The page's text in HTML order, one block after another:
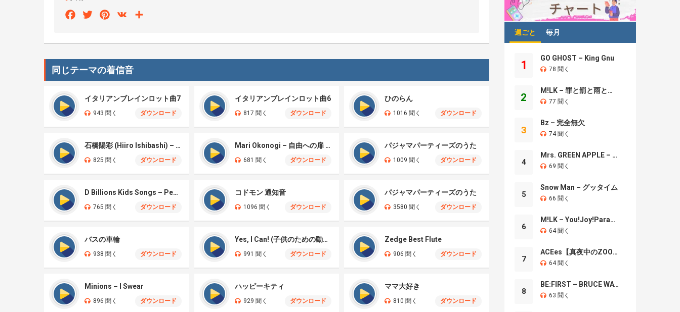
FacebookTwitterPinterest
VK
同じテーマの着信音
イタリアンブレインロット曲7
943 聞く ダウンロード
イタリアンブレインロット曲6
817 聞く ダウンロード
ひのらん
1016 聞く ダウンロード
石橋陽彩 (Hiiro Ishibashi) – 音楽はいつまでも (Proud Corazón)
825 聞く ダウンロード
Mari Okonogi – 自由への扉 (From 塔の上のラプンツェル)
681 聞く ダウンロード
パジャマパーティーズのうた
1009 聞く ダウンロード
D Billions Kids Songs – Peek A Boo
765 聞く ダウンロード
コドモン 通知音
1096 聞く ダウンロード
パジャマパーティーズのうた
3580 聞く ダウンロード
バスの車輪
938 聞く ダウンロード
Yes, I Can! (子供のための動物の歌)
991 聞く ダウンロード
Zedge Best Flute
906 聞く ダウンロード
Minions – I Swear
896 聞く ダウンロード
ハッピーキティ
929 聞く ダウンロード
ママ大好き
810 聞く ダウンロード
週ごと 毎月
1
GO GHOST – King Gnu
78 聞く
2
M!LK – 罪と罰と雨とキス
77 聞く
3
Bz – 完全無欠
74 聞く
4
Mrs. GREEN APPLE – Brand New
69 聞く
5
Snow Man – グッタイム
66 聞く
6
M!LK – You!Joy!Parade!
64 聞く
7
ACEes【真夜中のZOO】
64 聞く
8
BE:FIRST – BRUCE WAYNE
63 聞く